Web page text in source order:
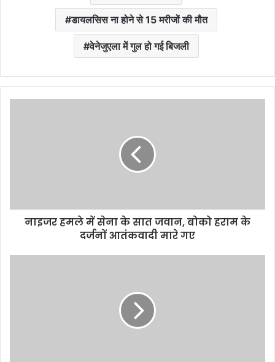
डायलसिस ना होने से 15 मरीजों की मौत
वेनेजुएला में गुल हो गई बिजली
नाइजर हमले में सेना के सात जवान, बोको हराम के
दर्जनों आतंकवादी मारे गए